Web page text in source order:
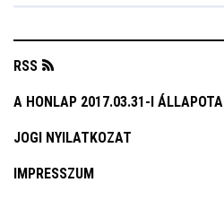
RSS
A HONLAP 2017.03.31-I ÁLLAPOTA
JOGI NYILATKOZAT
IMPRESSZUM